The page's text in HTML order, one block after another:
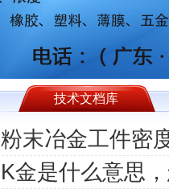
技术文档库
粉末冶金工件密
K金是什么意思